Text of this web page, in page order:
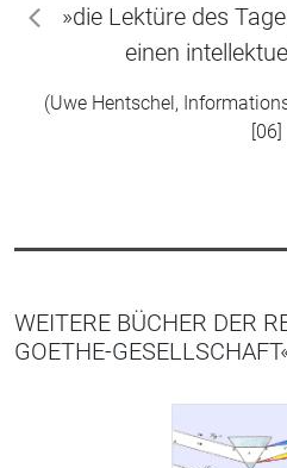
»die Lektüre des
einen
(Uwe Hentschel,
[06]
zurück
WEITERE BÜCHER DER
GOETHE-